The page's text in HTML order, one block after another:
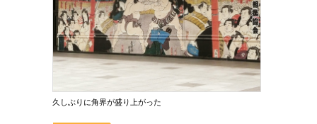
久しぶりに角界が盛り上がった